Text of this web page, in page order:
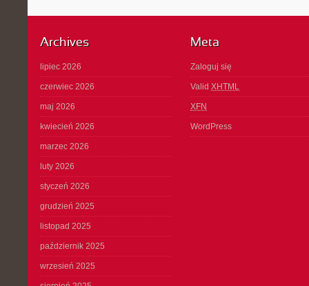
Archives
lipiec 2026
czerwiec 2026
maj 2026
kwiecień 2026
marzec 2026
luty 2026
styczeń 2026
grudzień 2025
listopad 2025
październik 2025
wrzesień 2025
Meta
Zaloguj się
Valid XHTML
XFN
WordPress